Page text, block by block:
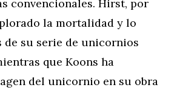
convencionales. Hirst, por
la mortalidad y lo
de su serie de unicornios
que Koons ha
del unicornio en su obra